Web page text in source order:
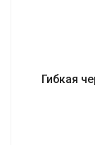
Гибкая